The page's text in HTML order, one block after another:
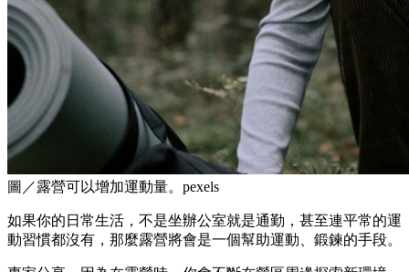
圖／露營可以增加運動量。pexels
如果你的日常生活，不是坐辦公室就是通勤，甚至連平常的運
動習慣都沒有，那麼露營將會是一個幫助運動、鍛鍊的手段。